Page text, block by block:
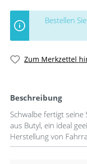
Bestellen
Zum Merkzettel
Beschreibung
Schwalbe fertigt
aus Butyl, ein ideal
Herstellung von